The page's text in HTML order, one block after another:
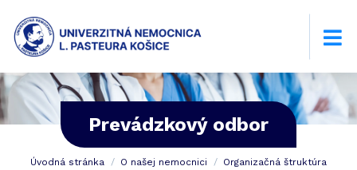
Prevádzkový odbor
Úvodná stránka O našej nemocnici
Organizačná štruktúra